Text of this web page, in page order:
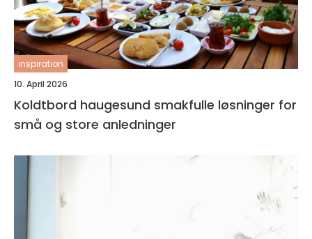
inspiration
10. April 2026
Koldtbord haugesund smakfulle løsninger for
små og store anledninger